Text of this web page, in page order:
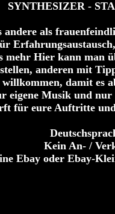
SYNTHESIZER -
andere als
mehr Hier kann man
stellen, anderen mit
willkommen, damit es
eigene Musik und
für eure Auftritte
Kein An- /
Ebay oder Ebay-